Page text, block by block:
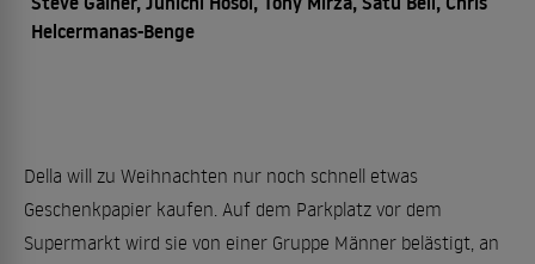
Helcermanas-Benge
Della will zu Weihnachten nur noch schnell etwas
Geschenkpapier kaufen. Auf dem Parkplatz vor dem
Supermarkt wird sie von einer Gruppe Männer belästigt, an